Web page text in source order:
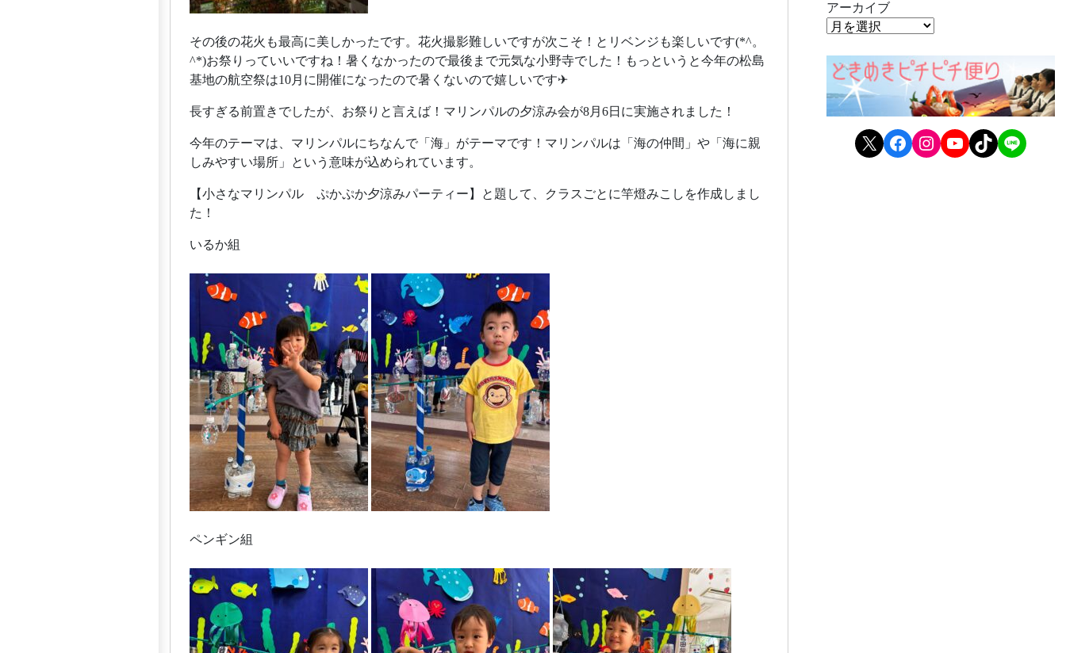
その後の花火も最高に美しかったです。花火撮影難しいですが次こそ！とリベンジも楽しいです(*^。
^*)お祭りっていいですね！暑くなかったので最後まで元気な小野寺でした！もっというと今年の松島
基地の航空祭は10月に開催になったので暑くないので嬉しいです✈
長すぎる前置きでしたが、お祭りと言えば！マリンパルの夕涼み会が8月6日に実施されました！
今年のテーマは、マリンパルにちなんで「海」がテーマです！マリンパルは「海の仲間」や「海に親
しみやすい場所」という意味が込められています。
【小さなマリンパル ぷかぷか夕涼みパーティー】と題して、クラスごとに竿燈みこしを作成しまし
た！
いるか組
ペンギン組
アーカイブ
X Facebook Instagram YouTube TikTok LINE